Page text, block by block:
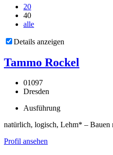
20
40
alle
Details anzeigen
Tammo Rockel
01097
Dresden
Ausführung
natürlich, logisch, Lehm* – Bauen
Profil ansehen